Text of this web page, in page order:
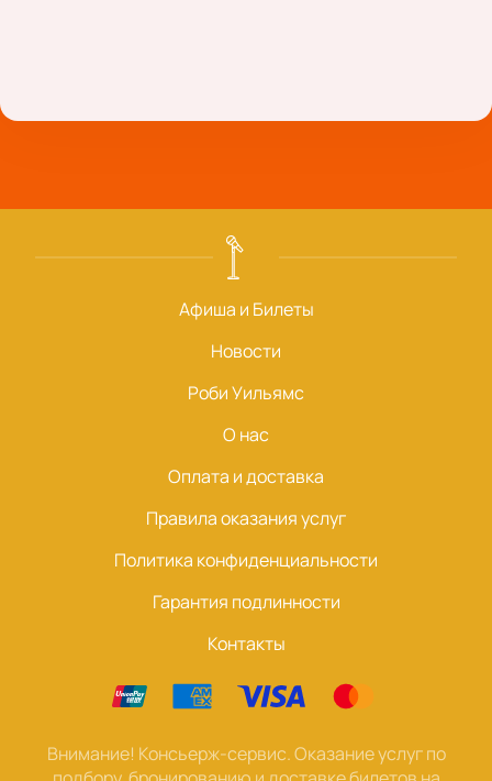
Афиша и Билеты
Новости
Роби Уильямс
О нас
Оплата и доставка
Правила оказания услуг
Политика конфиденциальности
Гарантия подлинности
Контакты
Внимание! Консьерж-сервис. Оказание услуг по